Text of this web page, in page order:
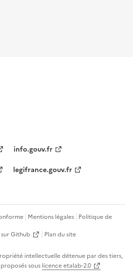
info.gouv.fr
legifrance.gouv.fr
Mentions légales Politique de
Github Plan du site
intellectuelle détenue par des tiers,
sous licence etalab-2.0